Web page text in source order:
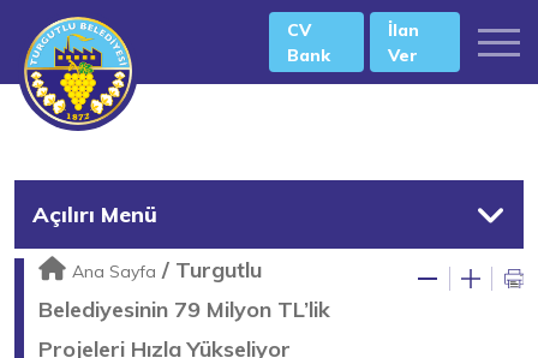
CV
Bank
İlan
Ver
Açılırı Menü
Ana Sayfa / Turgutlu
Belediyesinin 79 Milyon TL’lik
Projeleri Hızla Yükseliyor